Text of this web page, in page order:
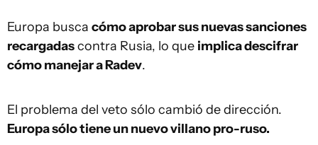
Europa busca cómo aprobar sus nuevas sanciones
recargadascontra Rusia, lo que implica descifrar
cómo manejar a Radev.
El problema del veto sólo cambió de dirección.
Europa sólo tiene un nuevo villano pro-ruso.